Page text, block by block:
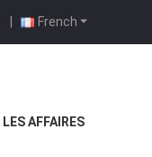
French
|
LES AFFAIRES